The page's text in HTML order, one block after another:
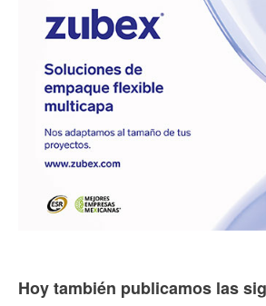
Hoy también publicamos las